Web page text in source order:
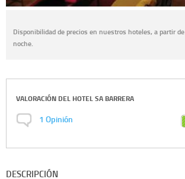
Disponibilidad de precios en nuestros hoteles, a partir de
noche.
VALORACIÓN DEL HOTEL SA BARRERA
1 Opinión
DESCRIPCIÓN